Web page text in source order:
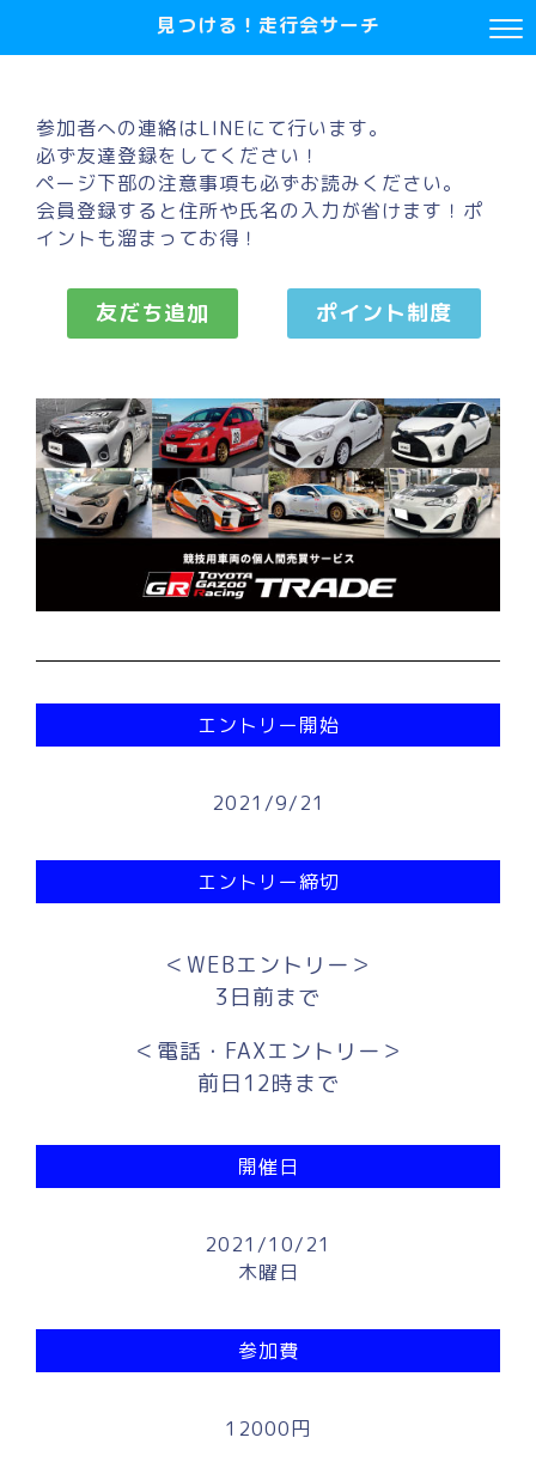
見つける！走行会サーチ
参加者への連絡はLINEにて行います。
必ず友達登録をしてください！
ページ下部の注意事項も必ずお読みください。
会員登録すると住所や氏名の入力が省けます！ポ
イントも溜まってお得！
友だち追加 ポイント制度
エントリー開始
2021/9/21
エントリー締切
＜WEBエントリー＞
3日前まで
＜電話・FAXエントリー＞
前日12時まで
開催日
2021/10/21
木曜日
参加費
12000円